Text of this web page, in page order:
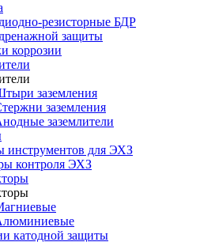
резисторные БДР
защиты
коррозии
заземления
заземления
заземлители
инструментов для ЭХЗ
контроля ЭХЗ
катодной защиты